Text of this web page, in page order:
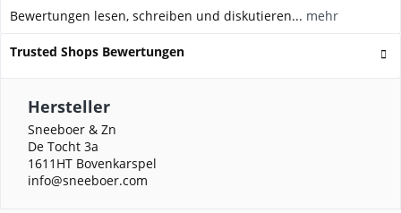
Bewertungen lesen, schreiben und diskutieren... mehr
Trusted Shops Bewertungen
Hersteller
Sneeboer & Zn
De Tocht 3a
1611HT Bovenkarspel
info@sneeboer.com